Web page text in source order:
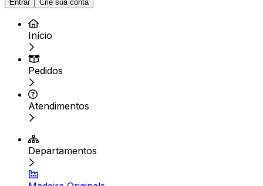
Entrar Crie sua conta
Início
Pedidos
Atendimentos
Departamentos